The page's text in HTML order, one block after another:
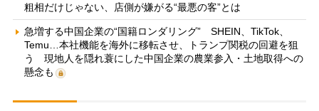
粗相だけじゃない、店側が嫌がる“最悪の客”とは
急増する中国企業の“国籍ロンダリング” SHEIN、TikTok、
Temu…本社機能を海外に移転させ、トランプ関税の回避を狙
う 現地人を隠れ蓑にした中国企業の農業参入・土地取得への
懸念も